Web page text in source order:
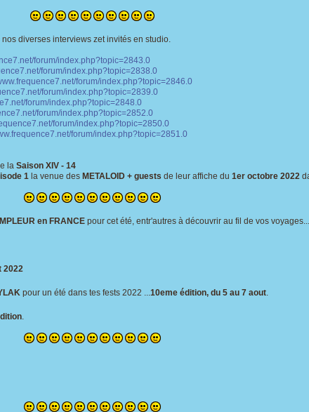
diverses interviews zet invités en studio.
forum/index.php?topic=2843.0
forum/index.php?topic=2838.0
forum/index.php?topic=2846.0
forum/index.php?topic=2839.0
forum/index.php?topic=2848.0
forum/index.php?topic=2852.0
forum/index.php?topic=2850.0
forum/index.php?topic=2851.0
la Saison XIV - 14
1 la venue des METALOID + guests de leur affiche du 1er octobre 2022
en FRANCE pour cet été, entr'autres à découvrir au fil de vos
2022
pour un été dans tes fests 2022 ...10eme édition, du 5 au 7 aout.
.